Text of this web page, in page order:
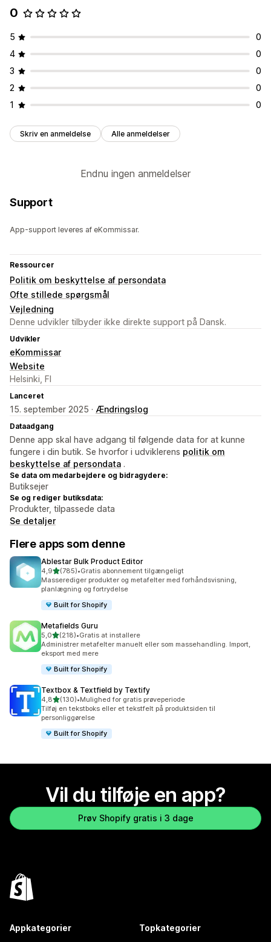
0
5
0
4
0
3
0
2
0
1
0
Skriv en anmeldelse Alle anmeldelser
Endnu ingen anmeldelser
Support
App-support leveres af eKommissar.
Ressourcer
Politik om beskyttelse af persondata
Ofte stillede spørgsmål
Vejledning
Denne udvikler tilbyder ikke direkte support på Dansk.
Udvikler
eKommissar
Website
Helsinki, FI
Lanceret
15. september 2025 · Ændringslog
Dataadgang
Denne app skal have adgang til følgende data for at kunne
fungere i din butik. Se hvorfor i udviklerens politik om
beskyttelse af persondata .
Se data om medarbejdere og bidragydere:
Butiksejer
Se og rediger butiksdata:
Produkter, tilpassede data
Se detaljer
Flere apps som denne
Ablestar Bulk Product Editor
4,9ud af 5 stjerner
(785)
785 anmeldelser i alt
•Gratis abonnement tilgængeligt
Masserediger produkter og metafelter med forhåndsvisning,
planlægning og fortrydelse
Built for Shopify
Metafields Guru
5,0ud af 5 stjerner
(218)
218 anmeldelser i alt
•Gratis at installere
Administrer metafelter manuelt eller som massehandling. Import,
eksport med mere
Built for Shopify
Textbox & Textfield by Textify
4,8ud af 5 stjerner
(130)
130 anmeldelser i alt
•Mulighed for gratis prøveperiode
Tilføj en tekstboks eller et tekstfelt på produktsiden til
personliggørelse
Built for Shopify
Vil du tilføje en app?
Prøv Shopify gratis i 3 dage
Appkategorier Topkategorier